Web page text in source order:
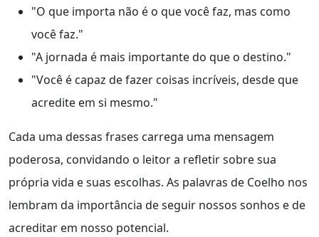
"O que importa não é o que você faz, mas como
você faz."
"A jornada é mais importante do que o destino."
"Você é capaz de fazer coisas incríveis, desde que
acredite em si mesmo."
Cada uma dessas frases carrega uma mensagem
poderosa, convidando o leitor a refletir sobre sua
própria vida e suas escolhas. As palavras de Coelho nos
lembram da importância de seguir nossos sonhos e de
acreditar em nosso potencial.